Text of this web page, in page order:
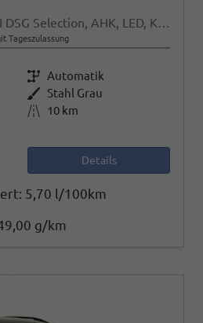
Selection 4x4 2.0 TDI DSG Selection, AHK, LED, Kamera, Winter, 4 J.-Garantie
Tageszulassung
Getriebe Automatik
Außenfarbe Stahl Grau
Kilometerstand
10 km
Details
5,70 l/100km
g/km